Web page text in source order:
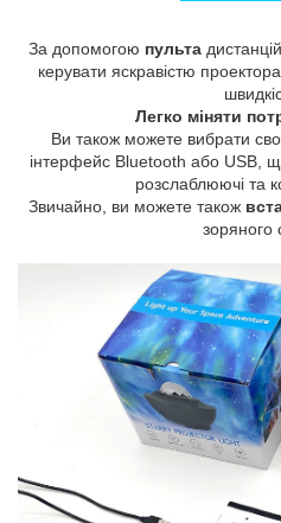
За допомогою пульта
керувати яскравістю
Легко міняти
Ви також можете вибрати
інтерфейс Bluetooth або USB,
розслаблюючі та
Звичайно, ви можете також
зоряного